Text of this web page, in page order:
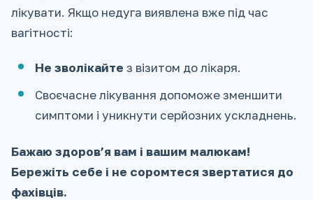
лікувати. Якщо недуга виявлена вже під час
вагітності:
Не зволікайте з візитом до лікаря.
Своєчасне лікування допоможе зменшити
симптоми і уникнути серйозних ускладнень.
Бажаю здоров’я вам і вашим малюкам!
Бережіть себе і не соромтеся звертатися до
фахівців.